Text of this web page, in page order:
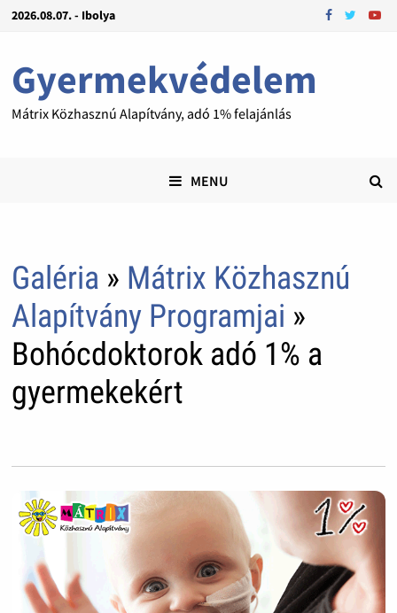
2026.08.07. - Ibolya
Gyermekvédelem
Mátrix Közhasznú Alapítvány, adó 1% felajánlás
MENU
Galéria » Mátrix Közhasznú
Alapítvány Programjai »
Bohócdoktorok adó 1% a
gyermekekért